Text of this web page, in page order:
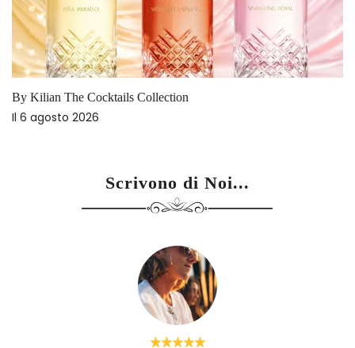
By Kilian The Cocktails Collection
Il 6 agosto 2026
Scrivono di Noi...